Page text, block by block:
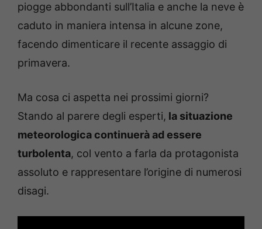
piogge abbondanti sull’Italia e anche la neve è
caduto in maniera intensa in alcune zone,
facendo dimenticare il recente assaggio di
primavera.
Ma cosa ci aspetta nei prossimi giorni?
Stando al parere degli esperti, la situazione
meteorologica continuerà ad essere
turbolenta, col vento a farla da protagonista
assoluto e rappresentare l’origine di numerosi
disagi.